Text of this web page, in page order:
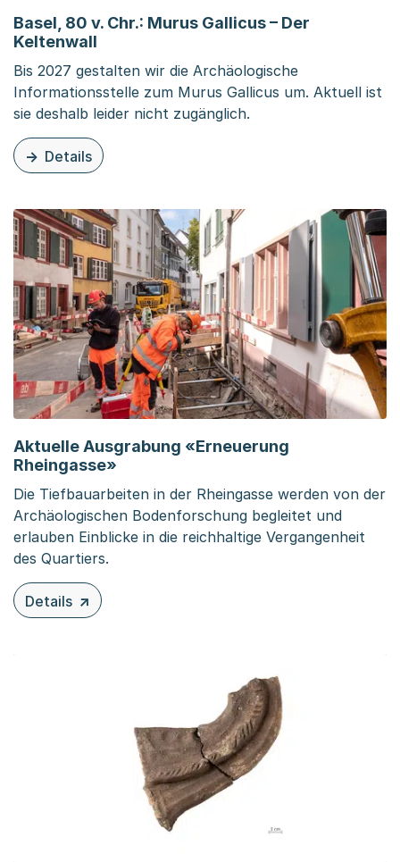
Basel, 80 v. Chr.: Murus Gallicus – Der
Keltenwall
Bis 2027 gestalten wir die Archäologische
Informationsstelle zum Murus Gallicus um. Aktuell ist
sie deshalb leider nicht zugänglich.
Details
zu dieser Organisationsseite: Basel, 80 v. Chr.: Murus
Aktuelle Ausgrabung «Erneuerung
Rheingasse»
Die Tiefbauarbeiten in der Rheingasse werden von der
Archäologischen Bodenforschung begleitet und
erlauben Einblicke in die reichhaltige Vergangenheit
des Quartiers.
Details
zu diesem Inhalt: Aktuelle Ausgrabung «Erneuerung